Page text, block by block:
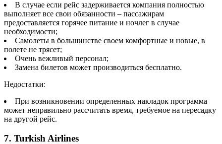
В случае если рейс задерживается компания полностью
выполняет все свои обязанности – пассажирам
предоставляется горячее питание и ночлег в случае
необходимости;
Самолеты в большинстве своем комфортные и новые, в
полете не трясет;
Очень вежливый персонал;
Замена билетов может производиться бесплатно.
Недостатки:
При возникновении определенных накладок программа
может неправильно рассчитать время, требуемое на пересадку
на другой рейс.
7. Turkish Airlines